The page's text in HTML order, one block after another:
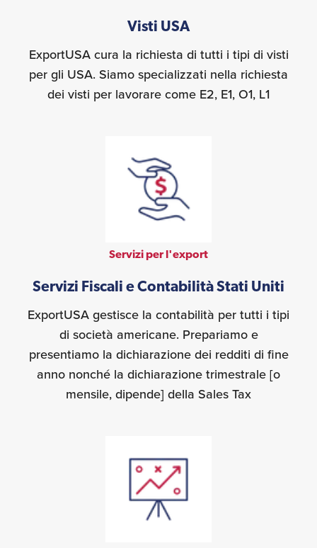
Visti USA
ExportUSA cura la richiesta di tutti i tipi di visti
per gli USA. Siamo specializzati nella richiesta
dei visti per lavorare come E2, E1, O1, L1
Servizi per l'export
Servizi Fiscali e Contabilità Stati Uniti
ExportUSA gestisce la contabilità per tutti i tipi
di società americane. Prepariamo e
presentiamo la dichiarazione dei redditi di fine
anno nonché la dichiarazione trimestrale [o
mensile, dipende] della Sales Tax